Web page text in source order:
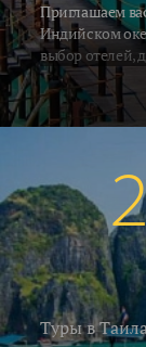
Приглашаем
Индийском
выбор отелей,
природа и,
Занзибар
Земли. С 2
удобными
Африку.
Туры в